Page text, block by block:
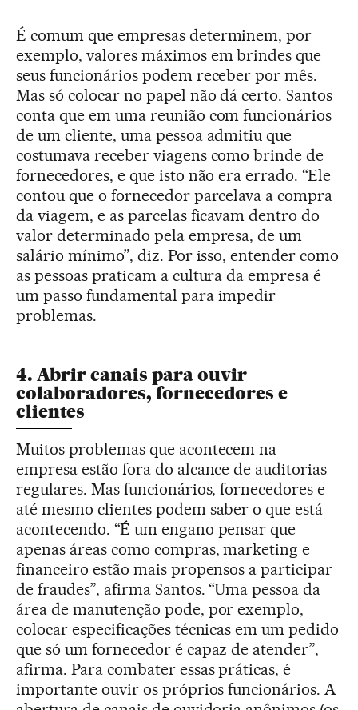
É comum que empresas determinem, por
exemplo, valores máximos em brindes que
seus funcionários podem receber por mês.
Mas só colocar no papel não dá certo. Santos
conta que em uma reunião com funcionários
de um cliente, uma pessoa admitiu que
costumava receber viagens como brinde de
fornecedores, e que isto não era errado. “Ele
contou que o fornecedor parcelava a compra
da viagem, e as parcelas ficavam dentro do
valor determinado pela empresa, de um
salário mínimo”, diz. Por isso, entender como
as pessoas praticam a cultura da empresa é
um passo fundamental para impedir
problemas.
4. Abrir canais para ouvir
colaboradores, fornecedores e
clientes
Muitos problemas que acontecem na
empresa estão fora do alcance de auditorias
regulares. Mas funcionários, fornecedores e
até mesmo clientes podem saber o que está
acontecendo. “É um engano pensar que
apenas áreas como compras, marketing e
financeiro estão mais propensos a participar
de fraudes”, afirma Santos. “Uma pessoa da
área de manutenção pode, por exemplo,
colocar especificações técnicas em um pedido
que só um fornecedor é capaz de atender”,
afirma. Para combater essas práticas, é
importante ouvir os próprios funcionários. A